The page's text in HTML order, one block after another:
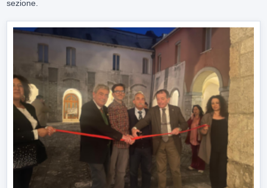
sezione.